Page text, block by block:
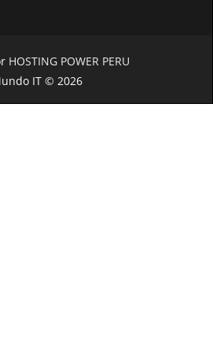
HOSTING POWER PERU
IT © 2026